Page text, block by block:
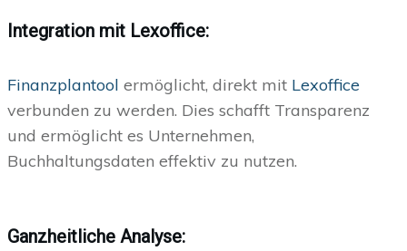
Integration mit Lexoffice:
Finanzplantool ermöglicht, direkt mit Lexoffice
verbunden zu werden. Dies schafft Transparenz
und ermöglicht es Unternehmen,
Buchhaltungsdaten effektiv zu nutzen.
Ganzheitliche Analyse: